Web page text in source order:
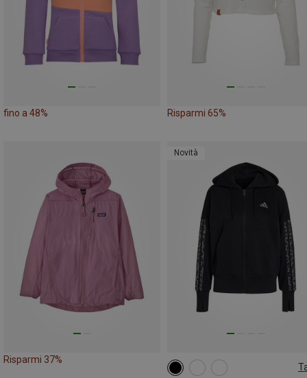
fino a 48% Risparmi 65%
Risparmi 37%
Novità
XS